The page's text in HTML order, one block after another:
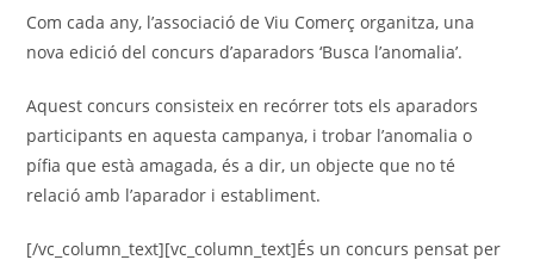
Com cada any, l’associació de Viu Comerç organitza, una
nova edició del concurs d’aparadors ‘Busca l’anomalia’.
Aquest concurs consisteix en recórrer tots els aparadors
participants en aquesta campanya, i trobar l’anomalia o
pífia que està amagada, és a dir, un objecte que no té
relació amb l’aparador i establiment.
[/vc_column_text][vc_column_text]És un concurs pensat per